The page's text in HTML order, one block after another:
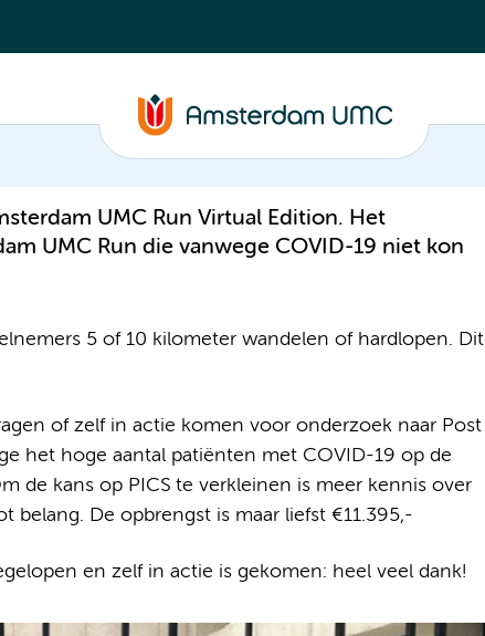
UMC Run Virtual Edition. Het
UMC Run die vanwege COVID-19 niet kon
5 of 10 kilometer wandelen of hardlopen. Dit
of zelf in actie komen voor onderzoek naar Post
het hoge aantal patiënten met COVID-19 op de
de kans op PICS te verkleinen is meer kennis over
belang. De opbrengst is maar liefst €11.395,-
en zelf in actie is gekomen: heel veel dank!